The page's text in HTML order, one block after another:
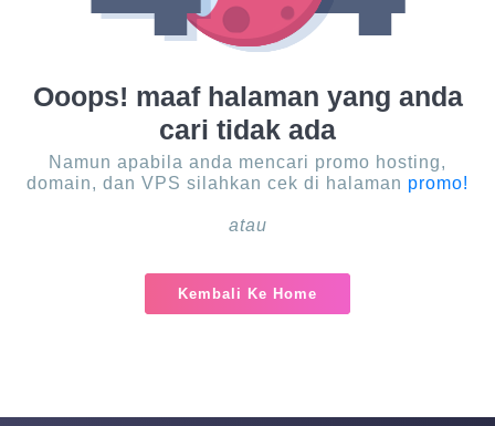
Ooops! maaf halaman yang anda
cari tidak ada
Namun apabila anda mencari promo hosting,
domain, dan VPS silahkan cek di halaman promo!
atau
Kembali Ke Home